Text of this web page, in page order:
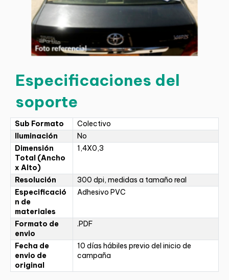
Especificaciones del
soporte
Sub Formato
Colectivo
Iluminación
No
Dimensión
Total (Ancho
x Alto)
1,4X0,3
Resolución
300 dpi, medidas a tamaño real
Especificació
n de
materiales
Adhesivo PVC
Formato de
envio
.PDF
Fecha de
envio de
original
10 días hábiles previo del inicio de
campaña